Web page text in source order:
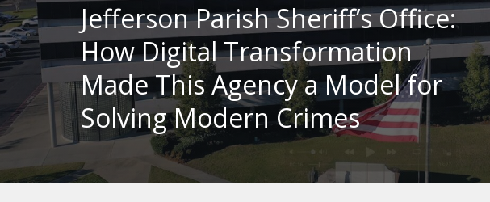
Jefferson Parish Sheriff’s Office:
How Digital Transformation
Made This Agency a Model for
Solving Modern Crimes